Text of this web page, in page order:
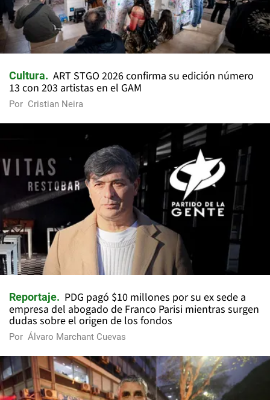
Cultura
ART STGO 2026 confirma su edición número
13 con 203 artistas en el GAM
Por Cristian Neira
Reportaje
PDG pagó $10 millones por su ex sede a
empresa del abogado de Franco Parisi mientras surgen
dudas sobre el origen de los fondos
Por Álvaro Marchant Cuevas